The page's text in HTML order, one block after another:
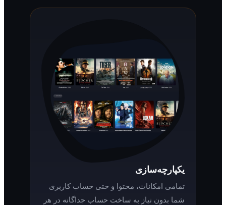
یکپارچه‌سازی
تمامی امکانات، محتوا و حتی حساب کاربری
شما بدون نیاز به ساخت حساب جداگانه در هر